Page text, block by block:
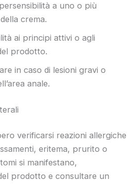
a uno o più
crema.
ai principi attivi o agli
prodotto.
in caso di lesioni gravi o
anale.
verificarsi reazioni allergiche
eritema, prurito o
si manifestano,
prodotto e consultare un